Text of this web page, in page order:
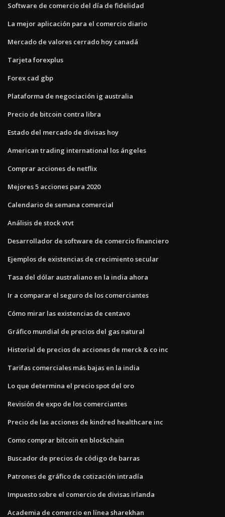
Software de comercio del día de fidelidad
La mejor aplicación para el comercio diario
Mercado de valores cerrado hoy canadá
Tarjeta forexplus
Forex cad gbp
Plataforma de negociación ig australia
Precio de bitcoin contra libra
Estado del mercado de divisas hoy
American trading international los ángeles
Comprar acciones de netflix
Mejores 5 acciones para 2020
Calendario de semana comercial
Análisis de stock vtvt
Desarrollador de software de comercio financiero
Ejemplos de existencias de crecimiento secular
Tasa del dólar australiano en la india ahora
Ir a comparar el seguro de los comerciantes
Cómo mirar las existencias de centavo
Gráfico mundial de precios del gas natural
Historial de precios de acciones de merck & co inc
Tarifas comerciales más bajas en la india
Lo que determina el precio spot del oro
Revisión de expo de los comerciantes
Precio de las acciones de kindred healthcare inc
Como comprar bitcoin en blockchain
Buscador de precios de código de barras
Patrones de gráfico de cotización intradía
Impuesto sobre el comercio de divisas irlanda
Academia de comercio en línea sharekhan